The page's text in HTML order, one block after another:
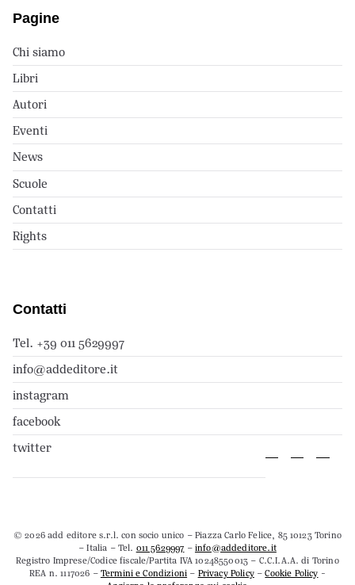
Pagine
Chi siamo
Libri
Autori
Eventi
News
Scuole
Contatti
Rights
Contatti
Tel. +39 011 5629997
info@addeditore.it
instagram
facebook
twitter
© 2026 add editore s.r.l. con socio unico – Piazza Carlo Felice, 85 10123 Torino
– Italia – Tel. 011 5629997 –info@addeditore.it
Registro Imprese/Codice fiscale/Partita IVA 10248550013 – C.C.I.A.A. di Torino
REA n. 1117026 –Termini e Condizioni – Privacy Policy–Cookie Policy -